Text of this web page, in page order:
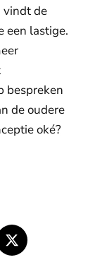
vindt de
een lastige.
bespreken
de oudere
oké?